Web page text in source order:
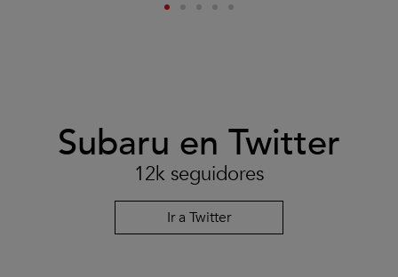
Subaru en Twitter
12k seguidores
Ir a Twitter